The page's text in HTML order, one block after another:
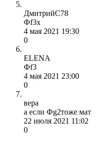
ДмитрийС78
Фf3x
4 мая 2021 19:30
0
ELENA
Фf3
4 мая 2021 23:00
0
вера
а если Фg2тоже мат
22 июля 2021 11:02
0